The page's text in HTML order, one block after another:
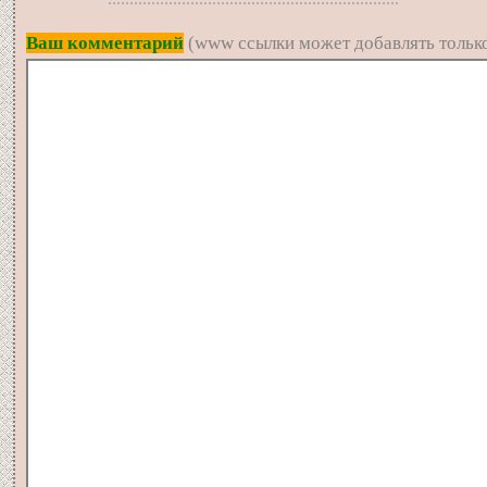
Ваш комментарий (www ссылки может добавлять